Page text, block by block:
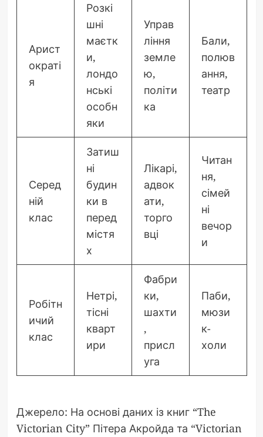
Арист
ократі
я
Розкі
шні
маєтк
и,
лондо
нські
особн
яки
Управ
ління
земле
ю,
політи
ка
Бали,
полюв
ання,
театр
Серед
ній
клас
Затиш
ні
будин
ки в
перед
містя
х
Лікарі,
адвок
ати,
торго
вці
Читан
ня,
сімей
ні
вечор
и
Робітн
ичий
клас
Нетрі,
тісні
кварт
ири
Фабри
ки,
шахти
,
присл
уга
Паби,
мюзи
к-
холи
Джерело: На основі даних із книг “The
Victorian City” Пітера Акройда та “Victorian